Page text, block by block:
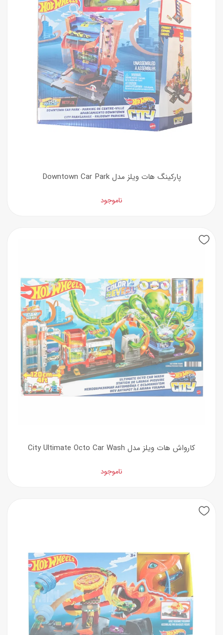
پارکینگ هات ویلز مدل Downtown Car Park
ناموجود
کارواش هات ویلز مدل City Ultimate Octo Car Wash
ناموجود